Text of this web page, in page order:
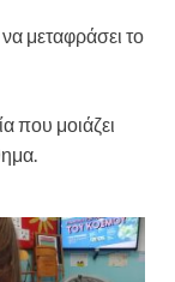
μεταφράσει το
που μοιάζει